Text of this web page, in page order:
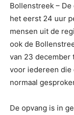
Bollenstreek –
het eerst 24 uur
mensen uit de
ook de
van 23 december
voor iedereen die
normaal
De opvang is in